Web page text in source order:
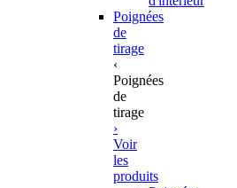
Poignées
de
tirage
‹
Poignées
de
tirage
›
Voir
les
produits